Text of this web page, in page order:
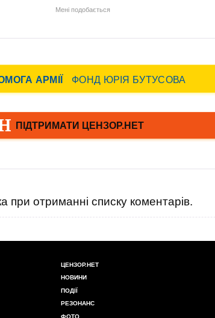
Мені подобається
при отриманні списку коментарів.
ЦЕНЗОР.НЕТ
НОВИНИ
ПОДІЇ
РЕЗОНАНС
ФОТО